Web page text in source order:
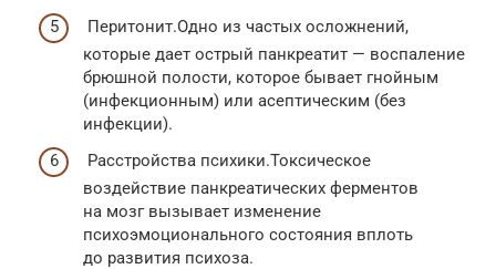
Перитонит.Одно из частых осложнений,
которые дает острый панкреатит — воспаление
брюшной полости, которое бывает гнойным
(инфекционным) или асептическим (без
инфекции).
Расстройства психики.Токсическое
воздействие панкреатических ферментов
на мозг вызывает изменение
психоэмоционального состояния вплоть
до развития психоза.